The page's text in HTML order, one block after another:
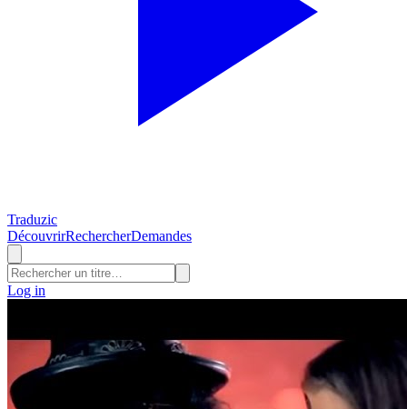
Traduzic
DécouvrirRechercherDemandes
Log in